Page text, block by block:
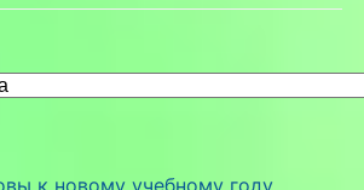
к новому учебному году